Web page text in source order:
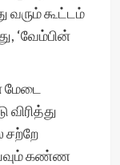
வரும் கூட்டம்
‘வேம்பின்
விரித்து
சற்றே
கண்ண